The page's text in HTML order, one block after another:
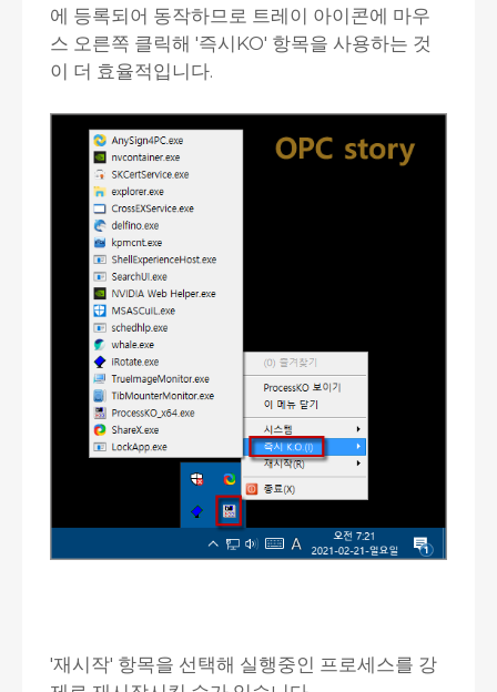
에 등록되어 동작하므로 트레이 아이콘에 마우
스 오른쪽 클릭해 '즉시KO' 항목을 사용하는 것
이 더 효율적입니다.
'재시작' 항목을 선택해 실행중인 프로세스를 강